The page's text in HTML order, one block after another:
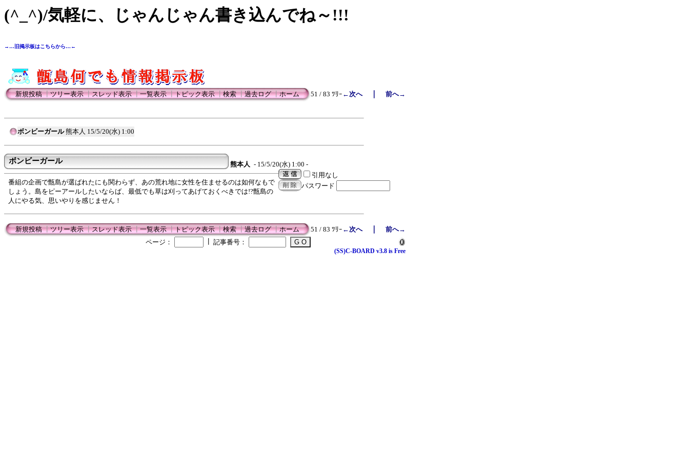
(^_^)/気軽に、じゃんじゃん書き込んでね～!!!
→…旧掲示板はこちらから…←
新規投稿┃ツリー表示┃スレッド表示┃一覧表示┃トピック表示┃検索┃過去ログ┃ホーム 51 / 83 ﾂﾘｰ ←次へ｜ 前へ→
ボンビーガール 熊本人 15/5/20(水) 1:00
ボンビーガール 熊本人 - 15/5/20(水) 1:00 -
引用なし
パスワード
番組の企画で甑島が選ばれたにも関わらず、あの荒れ地に女性を住ませるのは如何なもで
しょう。島をピーアールしたいならば、最低でも草は刈ってあげておくべきでは!?甑島の
人にやる気、思いやりを感じません！
新規投稿┃ツリー表示┃スレッド表示┃一覧表示┃トピック表示┃検索┃過去ログ┃ホーム 51 / 83 ﾂﾘｰ ←次へ｜ 前へ→
ページ：
記事番号：
(SS)C-BOARD v3.8 is Free